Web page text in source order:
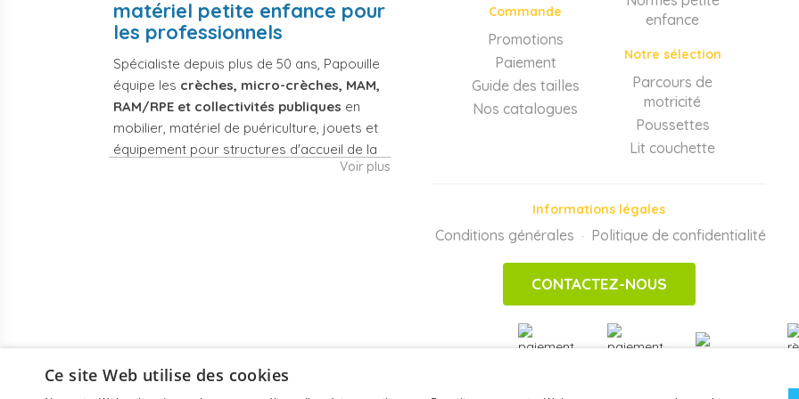
matériel petite enfance pour
les professionnels
Spécialiste depuis plus de 50 ans, Papouille
équipe les crèches, micro-crèches, MAM,
RAM/RPE et collectivités publiques en
mobilier, matériel de puériculture, jouets et
équipement pour structures d'accueil de la
couchettes
empilables, meubles
à langer sur mesure
places, transats,
chaises hautes,
sièges auto,
Voir plus
Commande
Promotions
Paiement
Guide des tailles
Nos catalogues
enfance
Notre sélection
Parcours de
motricité
Poussettes
Lit couchette
Informations légales
Conditions générales · Politique de confidentialité
CONTACTEZ-NOUS
Ce site Web utilise des cookies